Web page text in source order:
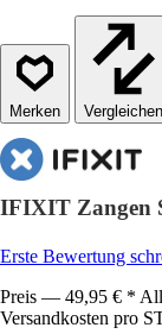
Vergleichen
IFIXIT Zangen
Erste Bewertung
Preis — 49,95 € *
Versandkosten pro